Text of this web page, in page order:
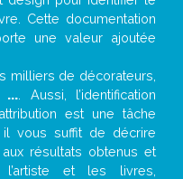
Cette documentation
une valeur ajoutée
milliers de décorateurs,
... . Aussi, l’identification
est une tâche
il vous suffit de décrire
résultats obtenus et
l’artiste et les livres,